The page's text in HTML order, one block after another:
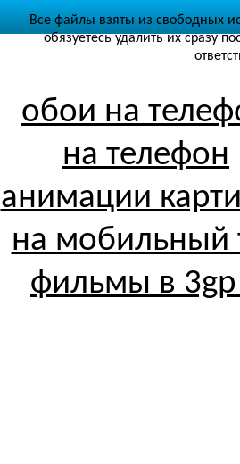
Все файлы взяты из свободных
обязуетесь удалить их сразу
обои на
на телефон
анимации
на мобильный
фильмы в 3gp